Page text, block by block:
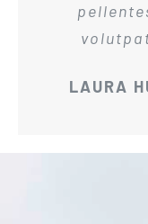
LAURA